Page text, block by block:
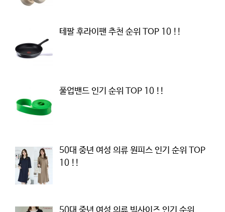
테팔 후라이팬 추천 순위 TOP 10 !!
풀업밴드 인기 순위 TOP 10 !!
50대 중년 여성 의류 원피스 인기 순위 TOP
10 !!